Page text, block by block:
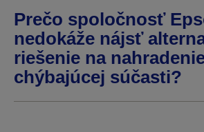
Prečo spoločnosť
nedokáže nájsť
riešenie na
chýbajúcej súčasti?